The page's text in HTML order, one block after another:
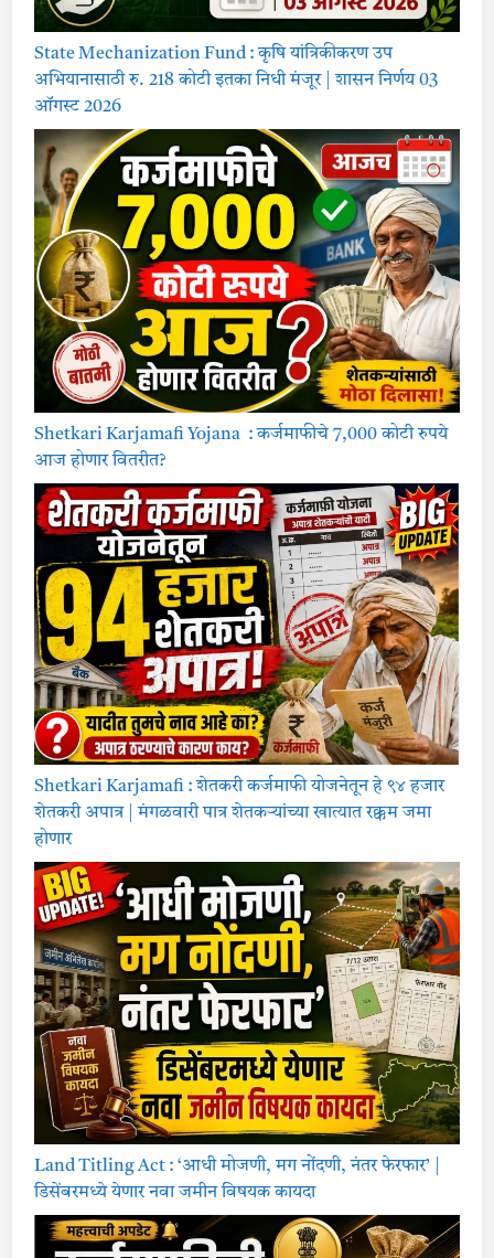
State Mechanization Fund : कृषि यांत्रिकीकरण उप
अभियानासाठी रु. 218 कोटी इतका निधी मंजूर | शासन निर्णय 03
ऑगस्ट 2026
Shetkari Karjamafi Yojana : कर्जमाफीचे 7,000 कोटी रुपये
आज होणार वितरीत?
Shetkari Karjamafi : शेतकरी कर्जमाफी योजनेतून हे ९४ हजार
शेतकरी अपात्र | मंगळवारी पात्र शेतकऱ्यांच्या खात्यात रक्कम जमा
होणार
Land Titling Act : ‘आधी मोजणी, मग नोंदणी, नंतर फेरफार’ |
डिसेंबरमध्ये येणार नवा जमीन विषयक कायदा